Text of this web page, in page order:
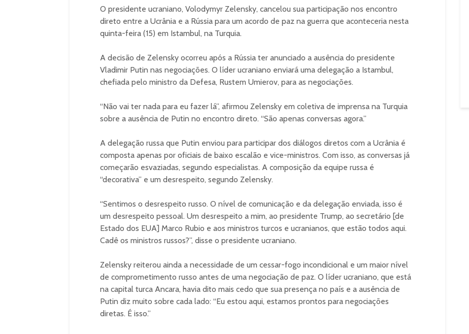
O presidente ucraniano, Volodymyr Zelensky, cancelou sua participação nos encontro
direto entre a Ucrânia e a Rússia para um acordo de paz na guerra que aconteceria nesta
quinta-feira (15) em Istambul, na Turquia.
A decisão de Zelensky ocorreu após a Rússia ter anunciado a ausência do presidente
Vladimir Putin nas negociações. O líder ucraniano enviará uma delegação a Istambul,
chefiada pelo ministro da Defesa, Rustem Umierov, para as negociações.
“Não vai ter nada para eu fazer lá”, afirmou Zelensky em coletiva de imprensa na Turquia
sobre a ausência de Putin no encontro direto. “São apenas conversas agora.”
A delegação russa que Putin enviou para participar dos diálogos diretos com a Ucrânia é
composta apenas por oficiais de baixo escalão e vice-ministros. Com isso, as conversas já
começarão esvaziadas, segundo especialistas. A composição da equipe russa é
“decorativa” e um desrespeito, segundo Zelensky.
“Sentimos o desrespeito russo. O nível de comunicação e da delegação enviada, isso é
um desrespeito pessoal. Um desrespeito a mim, ao presidente Trump, ao secretário [de
Estado dos EUA] Marco Rubio e aos ministros turcos e ucranianos, que estão todos aqui.
Cadê os ministros russos?”, disse o presidente ucraniano.
Zelensky reiterou ainda a necessidade de um cessar-fogo incondicional e um maior nível
de comprometimento russo antes de uma negociação de paz. O líder ucraniano, que está
na capital turca Ancara, havia dito mais cedo que sua presença no país e a ausência de
Putin diz muito sobre cada lado: “Eu estou aqui, estamos prontos para negociações
diretas. É isso.”